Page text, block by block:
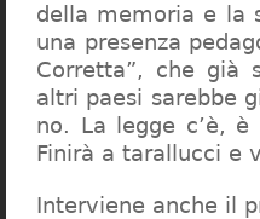
della memoria e la
una presenza
Corretta”, che già
altri paesi sarebbe
no. La legge c’è,
Finirà a tarallucci e
Interviene anche il